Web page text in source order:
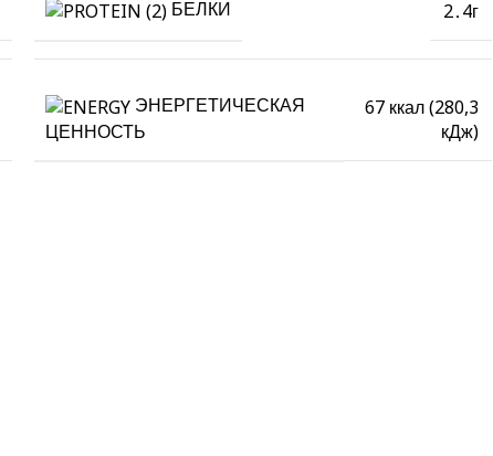
БЕЛКИ 2․4г
ЭНЕРГЕТИЧЕСКАЯ
ЦЕННОСТЬ
67 ккал (280,3
кДж)